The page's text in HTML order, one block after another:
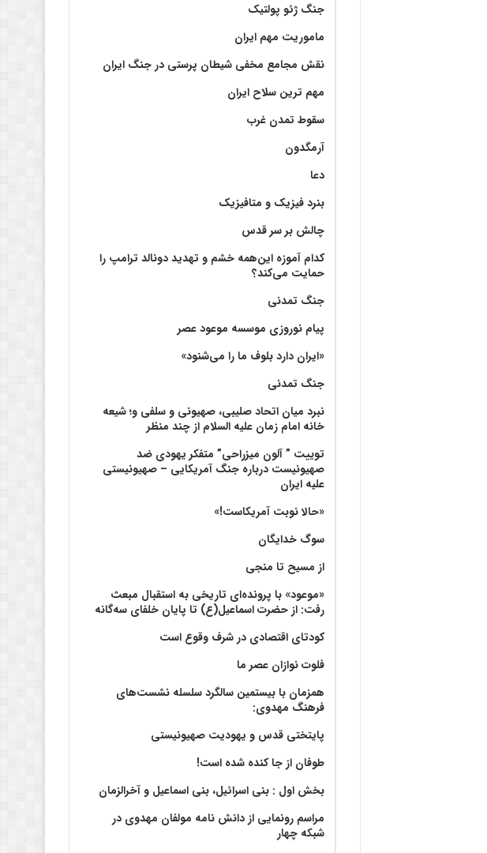
جنگ ژئو پولتیک
ماموریت مهم ایران
نقش مجامع مخفی شیطان پرستی در جنگ ایران
مهم ترین سلاح ایران
سقوط تمدن غرب
آرمگدون
دعا
بنرد فیزیک و متافیزیک
چالش بر سر قدس
کدام آموزه این‌همه خشم و تهدید دونالد ترامپ را
حمایت می‌کند؟
جنگ تمدنی
پیام نوروزی موسسه موعود عصر
«ایران دارد بلوف ما را می‌شنود»
جنگ تمدنی
نبرد میان اتحاد صلیبی، صهیونی و سلفی و؛ شیعه
خانه امام زمان علیه السلام از چند منظر
توییت ” آلون میزراحی” متفکر یهودی ضد
صهیونیست درباره جنگ آمریکایی – صهیونیستی
علیه ایران
«حالا نوبت آمریکاست!»
سوگ خدایگان
از مسیح تا منجی
«موعود» با پرونده‌ای تاریخی به استقبال مبعث
رفت: از حضرت اسماعیل(ع) تا پایان خلفای سه‌گانه
کودتای اقتصادی در شرف وقوع است
فلوت نوازان عصر ما
همزمان با بیستمین سالگرد سلسله نشست‌های
فرهنگ مهدوی:‌
پایتختی قدس و یهودیت صهیونیستی
طوفان از جا کنده شده است!
بخش اول : بنی اسرائیل، بنی اسماعیل و آخرالزمان
مراسم رونمایی از دانش نامه مولفان مهدوی در
شبکه چهار